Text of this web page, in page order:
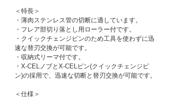
＜特長＞
・薄肉ステンレス管の切断に適しています。
・フレア部切り落とし用ローラー付です。
・クイックチェンジピンのため工具を使わずに迅
速な替刃交換が可能です。
・収納式リーマ付です。
・X-CELノブとX-CELピン(クイックチェンジピ
ン)の採用で、迅速な切断と替刃交換が可能です。
＜仕様＞